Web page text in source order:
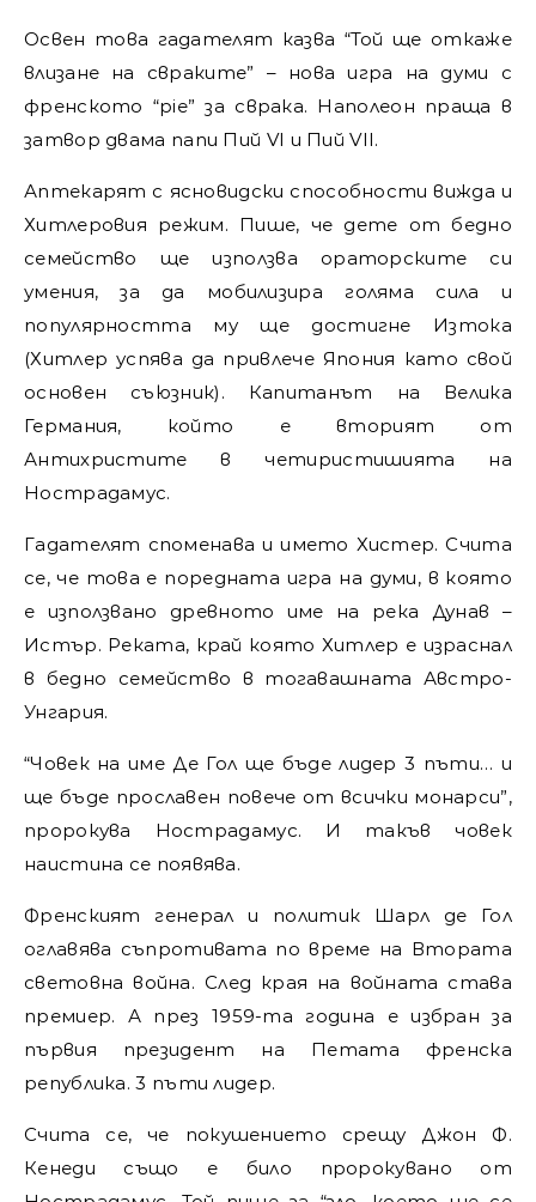
Освен това гадателят казва “Той ще откаже
влизане на свраките” – нова игра на думи с
френското “pie” за сврака. Наполеон праща в
затвор двама папи Пий VI и Пий VII.
Аптекарят с ясновидски способности вижда и
Хитлеровия режим. Пише, че дете от бедно
семейство ще използва ораторските си
умения, за да мобилизира голяма сила и
популярността му ще достигне Изтока
(Хитлер успява да привлече Япония като свой
основен съюзник). Капитанът на Велика
Германия, който е вторият от
Антихристите в четиристишията на
Нострадамус.
Гадателят споменава и името Хистер. Счита
се, че това е поредната игра на думи, в която
е използвано древното име на река Дунав –
Истър. Реката, край която Хитлер е израснал
в бедно семейство в тогавашната Австро-
Унгария.
“Човек на име Де Гол ще бъде лидер 3 пъти… и
ще бъде прославен повече от всички монарси”,
пророкува Нострадамус. И такъв човек
наистина се появява.
Френският генерал и политик Шарл де Гол
оглавява съпротивата по време на Втората
световна война. След края на войната става
премиер. А през 1959-та година е избран за
първия президент на Петата френска
република. 3 пъти лидер.
Счита се, че покушението срещу Джон Ф.
Кенеди също е било пророкувано от